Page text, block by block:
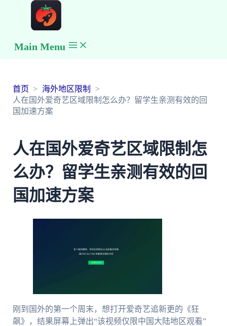
Main Menu
首页
海外地区限制
人在国外爱奇艺区域限制怎么办？留学生亲测有效的回
国加速方案
人在国外爱奇艺区域限制怎
么办？留学生亲测有效的回
国加速方案
刚到国外的第一个周末，想打开爱奇艺追新更的《狂
飙》，结果屏幕上弹出“该视频仅限中国大陆地区观看”